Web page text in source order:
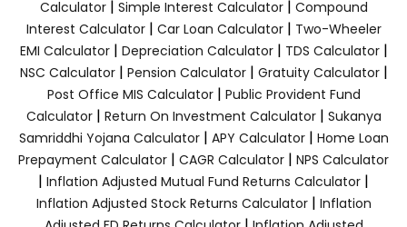
Calculator| Simple Interest Calculator| Compound
Interest Calculator| Car Loan Calculator| Two-Wheeler
EMI Calculator| Depreciation Calculator| TDS Calculator|
NSC Calculator| Pension Calculator| Gratuity Calculator|
Post Office MIS Calculator| Public Provident Fund
Calculator| Return On Investment Calculator| Sukanya
Samriddhi Yojana Calculator| APY Calculator| Home Loan
Prepayment Calculator | CAGR Calculator | NPS Calculator
| Inflation Adjusted Mutual Fund Returns Calculator |
Inflation Adjusted Stock Returns Calculator| Inflation